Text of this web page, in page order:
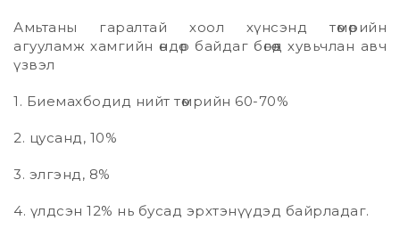
Амьтаны гаралтай хоол хүнсэнд төмөрийн
агууламж хамгийн өндөр байдаг бөгөөд хувьчлан авч
үзвэл
1. Биемахбодид нийт төмрийн 60-70%
2. цусанд, 10%
3. элгэнд, 8%
4. үлдсэн 12% нь бусад эрхтэнүүдэд байрладаг.